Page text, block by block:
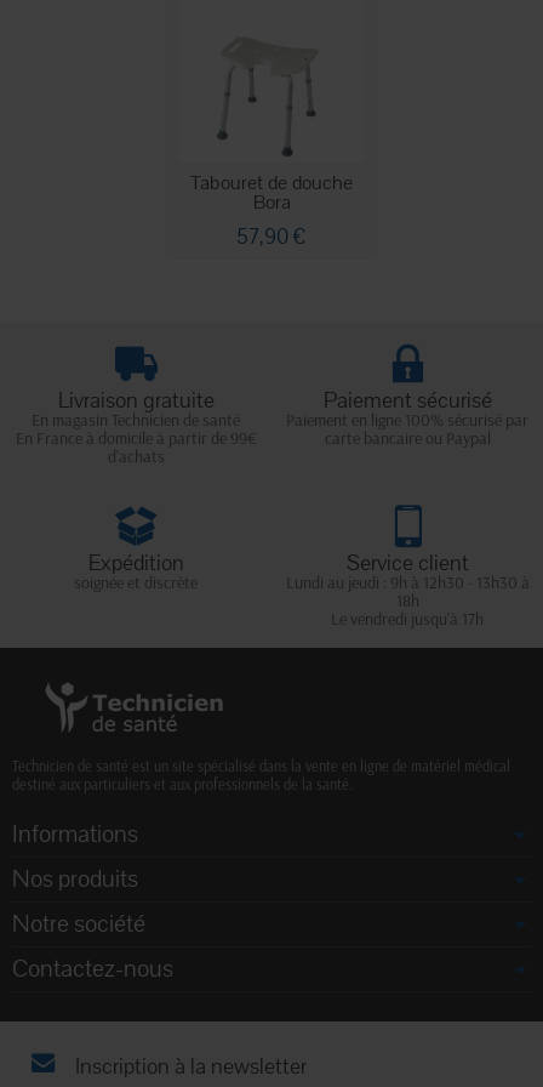
Tabouret de douche
Bora
57,90 €
Livraison gratuite
En magasin Technicien de santé
En France à domicile à partir de 99€
d'achats
Paiement sécurisé
Paiement en ligne 100% sécurisé par
carte bancaire ou Paypal
Expédition
soignée et discrète
Service client
Lundi au jeudi : 9h à 12h30 - 13h30 à
18h
Le vendredi jusqu'à 17h
Technicien de santé est un site spécialisé dans la vente en ligne de matériel médical
destiné aux particuliers et aux professionnels de la santé.
Informations
Nos produits
Notre société
Contactez-nous
Inscription à la newsletter